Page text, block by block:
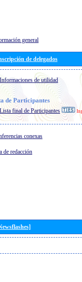
general
de delegados
Informaciones de utilidad
de Participantes
Lista final de Participantes
conexas
de redacción